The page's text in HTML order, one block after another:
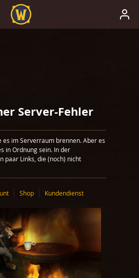
Server-Fehler
es im Serverraum brennen. Aber es
in Ordnung sein. In der
paar Links, die (noch) nicht
Shop Kundendienst